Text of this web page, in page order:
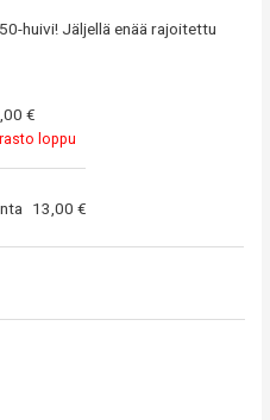
huivi! Jäljellä enää rajoitettu
€
loppu
13,00€